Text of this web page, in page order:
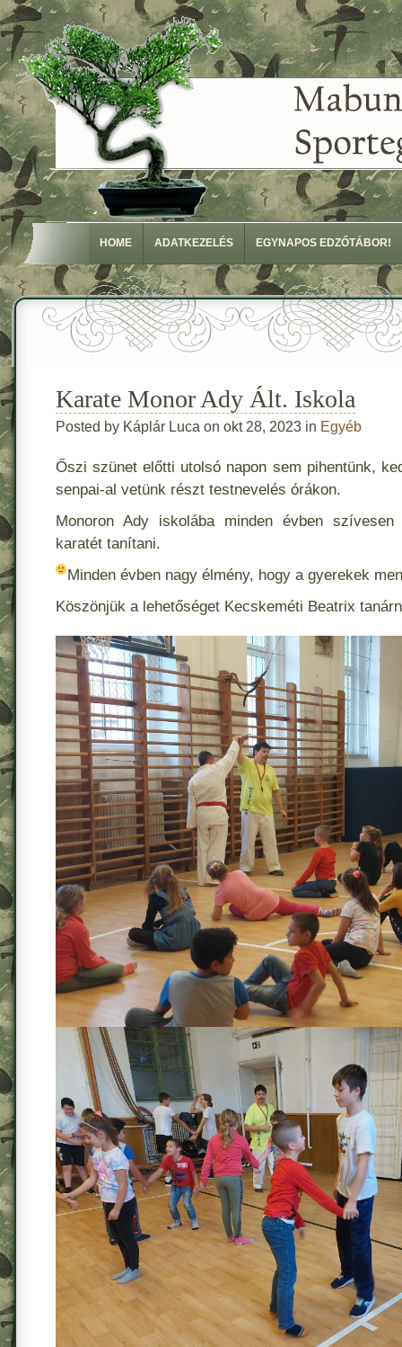
HOME ADATKEZELÉS EGYNAPOS EDZŐTÁBOR!
Karate Monor Ady Ált. Iskola
Posted by Káplár Luca on okt 28, 2023 in Egyéb
Őszi szünet előtti utolsó napon sem pihentünk,
senpai-al vetünk részt testnevelés órákon.
Monoron Ady iskolába minden évben
karatét tanítani.
Minden évben nagy élmény, hogy a gyerekek
Köszönjük a lehetőséget Kecskeméti Beatrix